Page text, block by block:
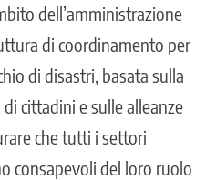
dell’amministrazione
di coordinamento per
di disastri, basata sulla
cittadini e sulle alleanze
che tutti i settori
consapevoli del loro ruolo